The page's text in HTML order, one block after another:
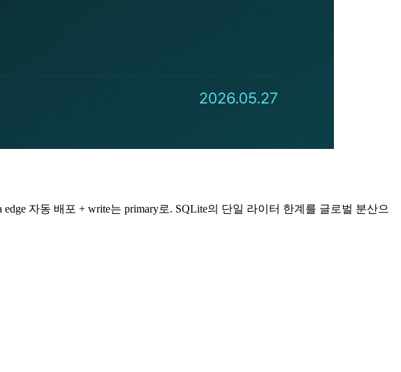
edge 자동 배포 + write는 primary로. SQLite의 단일 라이터 한계를 글로벌 분산으